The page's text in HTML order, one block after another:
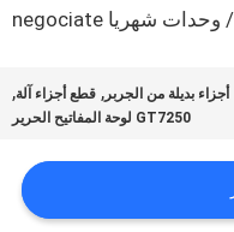
أجزاء بديلة من الجربر , قطع أجزاء آلة,
GT7250 لوحة المفاتيح الحرير